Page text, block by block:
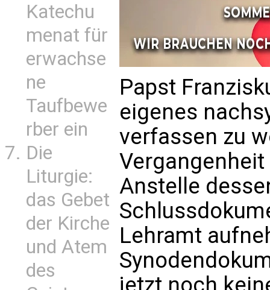
Katechu
menat für
erwachse
ne
Taufbewe
rber ein
Die
Liturgie:
das Gebet
der Kirche
und Atem
des
Papst
eigenes
verfassen zu
Anstelle
Lehramt